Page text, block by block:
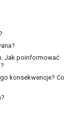
Jak poinformować
konsekwencje? Co